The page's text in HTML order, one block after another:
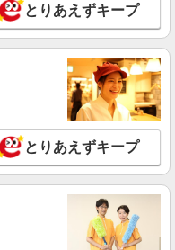
+゜・。○。・゜+゜
詳細を見る
店舗スタッフ
円（経験・能力によ
通費別途支給（規定あり）
。○。・゜+゜ 入社祝い金
・。○。・゜+゜・。
区のsoftbankショップ
詳細を見る
とりあえずキープ
とりあえずキープ